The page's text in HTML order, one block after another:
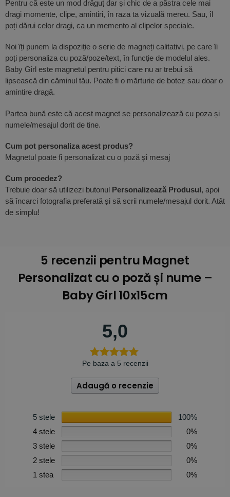
Pentru că este un mod drăguț dar și chic de a păstra cele mai
dragi momente, clipe, amintiri, în raza ta vizuală mereu. Sau, îl
poți dărui celor dragi, ca un memento al clipelor speciale.
Noi îți punem la dispoziție o serie de magneți calitativi, pe care îi
poți personaliza cu poză/poze/text, în funcție de modelul ales.
Baby Girl este magnetul pentru pitici care nu ar trebui să
lipsească din căminul tău. Poate fi o mărturie de botez sau doar o
amintire dragă.
Partea bună este că acest magnet se personalizează cu poza și
numele/mesajul dorit de tine.
Cum pot personaliza acest produs?
Magnetul poate fi personalizat cu o poză și mesaj
Cum procedez?
Trebuie doar să utilizezi butonul Personalizează Produsul , apoi
să încarci fotografia preferată și să scrii numele/mesajul dorit. Atât
de simplu!
5 recenzii pentru Magnet
Personalizat cu o poză și nume –
Baby Girl 10x15cm
5,0
Pe baza a 5 recenzii
Adaugă o recenzie
5 stele
100%
4 stele
0%
3 stele
0%
2 stele
0%
1 stea
0%